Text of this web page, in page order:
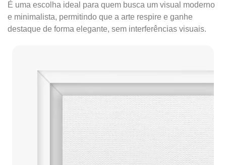
É uma escolha ideal para quem busca um visual moderno
e minimalista, permitindo que a arte respire e ganhe
destaque de forma elegante, sem interferências visuais.